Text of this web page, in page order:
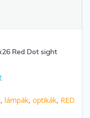
Red Dot sight
, lámpák, optikák, RED